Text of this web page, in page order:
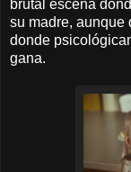
brutal escena
su madre, aunque
donde
gana.